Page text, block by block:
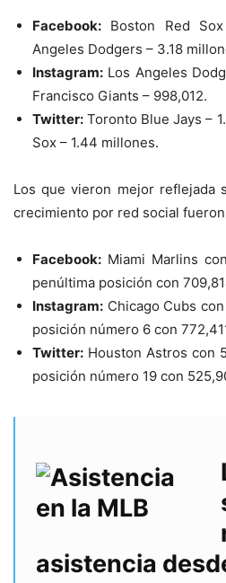
Facebook: Boston Red
Angeles Dodgers – 3.18
Instagram: Los Angeles
Francisco Giants – 998,012.
Twitter: Toronto Blue Jays –
Sox – 1.44 millones.
Los que vieron mejor reflejada
crecimiento por red social
Facebook: Miami Marlins
penúltima posición con
Instagram: Chicago Cubs
posición número 6 con
Twitter: Houston Astros con
posición número 19 con
asistencia